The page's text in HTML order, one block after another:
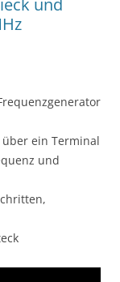
ein Terminal
und